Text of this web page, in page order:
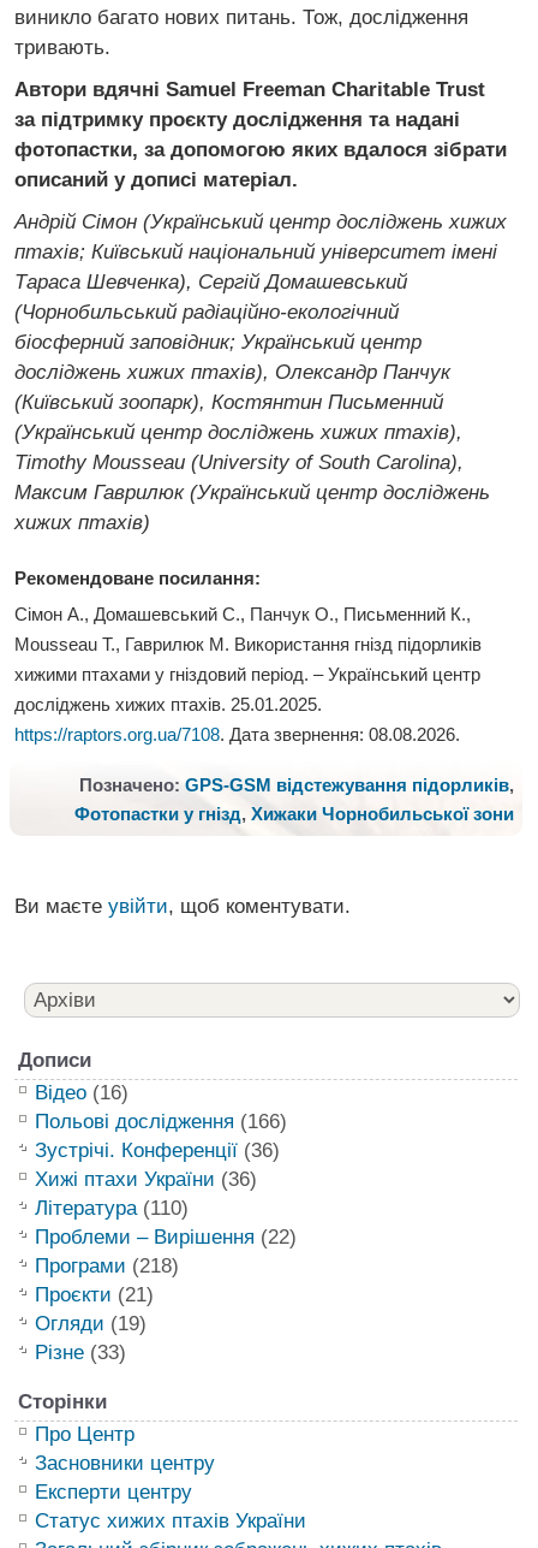
виникло багато нових питань. Тож, дослідження
тривають.
Автори вдячні Samuel Freeman Charitable Trust
за підтримку проєкту дослідження та надані
фотопастки, за допомогою яких вдалося зібрати
описаний у дописі матеріал.
Андрій Сімон (Український центр досліджень хижих
птахів; Київський національний університет імені
Тараса Шевченка), Сергій Домашевський
(Чорнобильський радіаційно-екологічний
біосферний заповідник; Український центр
досліджень хижих птахів), Олександр Панчук
(Київський зоопарк), Костянтин Письменний
(Український центр досліджень хижих птахів),
Timothy Mousseau (University of South Carolina),
Максим Гаврилюк (Український центр досліджень
хижих птахів)
Рекомендоване посилання:
Сімон А., Домашевський С., Панчук О., Письменний К.,
Mousseau T., Гаврилюк М. Використання гнізд підорликів
хижими птахами у гніздовий період. – Український центр
досліджень хижих птахів. 25.01.2025.
https://raptors.org.ua/7108. Дата звернення: 08.08.2026.
Позначено:GPS-GSM відстежування підорликів,
Фотопастки у гнізд,Хижаки Чорнобильської зони
Ви маєте увійти, щоб коментувати.
Дописи
Відео(16)
Польові дослідження (166)
Зустрічі. Конференції(36)
Хижі птахи України (36)
Література(110)
Проблеми – Вирішення (22)
Програми (218)
Проєкти (21)
Огляди (19)
Різне(33)
Сторінки
Про Центр
Засновники центру
Експерти центру
Статус хижих птахів України